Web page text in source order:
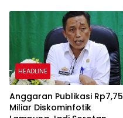
HEADLINE
Anggaran Publikasi Rp7,75
Miliar Diskominfotik